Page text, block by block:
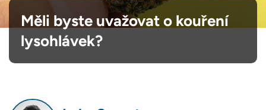
Měli byste uvažovat o kouření
lysohlávek?